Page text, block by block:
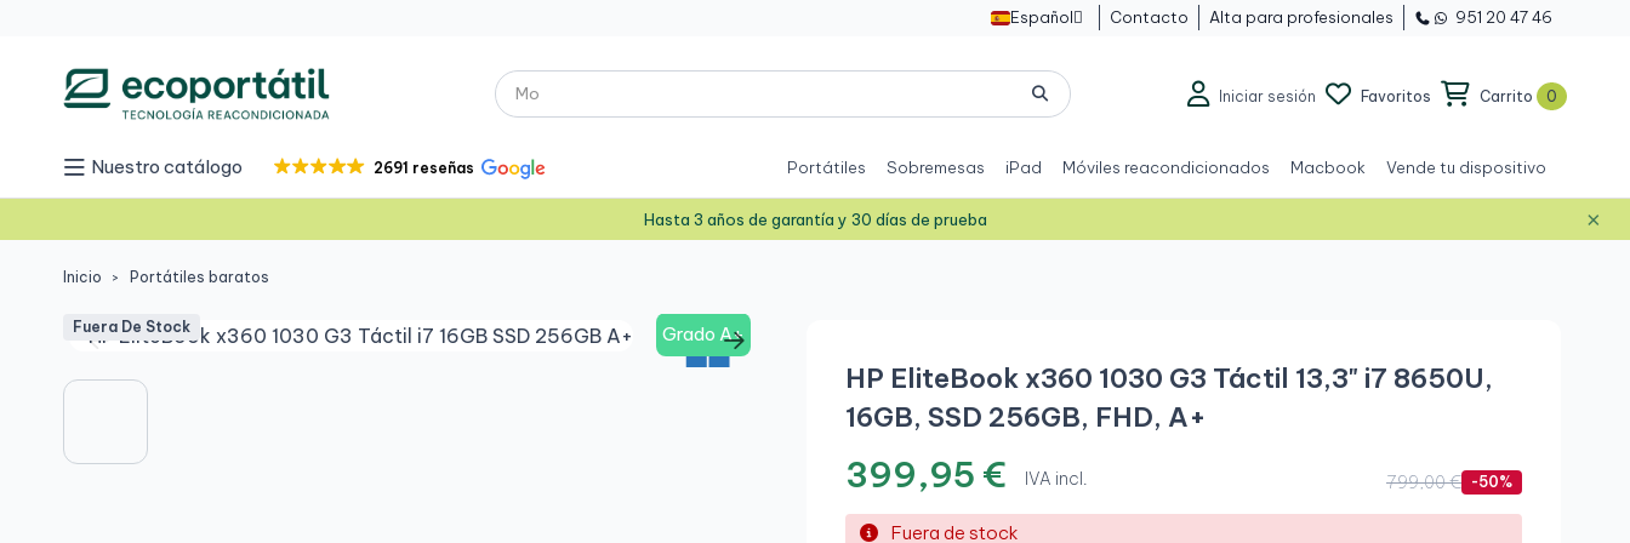
Español  Contacto Alta para profesionales 951 20 47 46
Iniciar sesión Favoritos Carrito 0
Nuestro catálogo 2691 reseñas Portátiles Sobremesas iPad Móviles reacondicionados Macbook Vende tu dispositivo
Hasta 3 años de garantía y 30 días de prueba ×
Inicio Portátiles baratos
Grado A+
Fuera De Stock
HP EliteBook x360 1030 G3 Táctil 13,3" i7 8650U,
16GB, SSD 256GB, FHD, A+
399,95 € IVA incl. 799,00 € -50%
Fuera de stock